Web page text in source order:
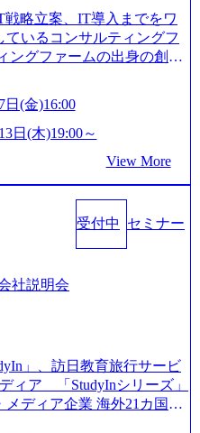
略立案、IT導入までをワ
いるコンサルティングフ
ングファームの出身の創業
社をつくりたい」「胸を
な家族的な組織をつくり
・アクセンチュアとい
が活躍しており、働きや
め、定着率が高いことか
連続ベストカンパニーに選
30時間程度 事業/IT戦略立案
、最先端テクノロジーの
を掲げ、クライアント目
価値のある成果を提供し
上場を目指し、さらに採用
フォーカスをして急成長す
ァーム【株式会社ノース
ンタビュー】 (https://my-vi
日(金)16:00
日(木)19:00～
View More
受付中 セミナー
社説明会
」、訪日教育旅行サービ
ィア 「StudyInシリーズ」
ディア企業 海外21カ国と